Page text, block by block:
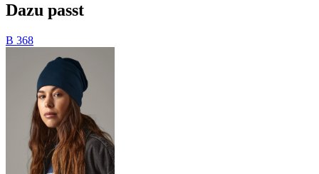
Dazu passt
B 368